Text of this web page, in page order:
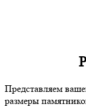
Представляем
размеры